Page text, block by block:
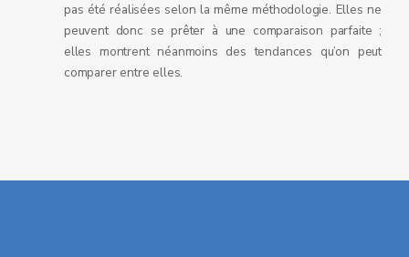
pas été réalisées selon la même méthodologie. Elles ne
peuvent donc se prêter à une comparaison parfaite ;
elles montrent néanmoins des tendances qu’on peut
comparer entre elles.